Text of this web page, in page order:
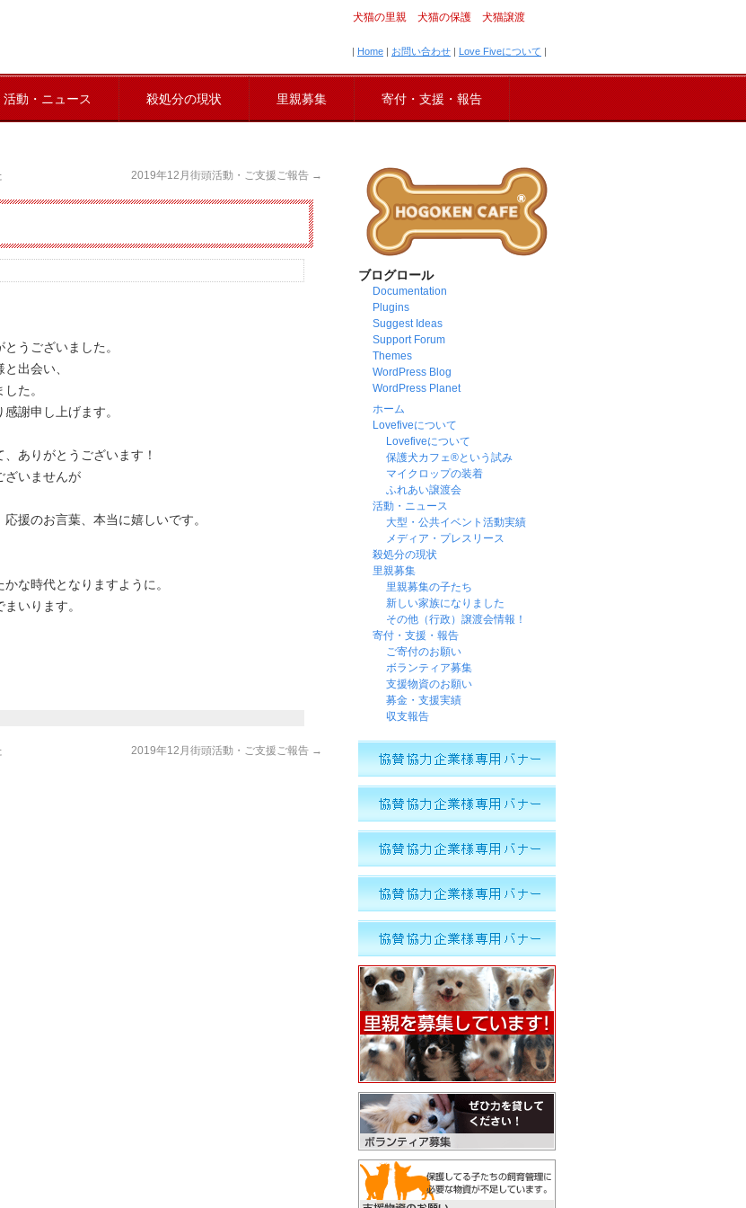
犬猫の里親 犬猫の保護 犬猫譲渡
| Home | お問い合わせ | Love Fiveについて |
活動・ニュース 殺処分の現状 里親募集 寄付・支援・報告
2019年12月街頭活動・ご支援ご報告 →
うございました。
出会い、
た。
謝申し上げます。
ありがとうございます！
ざいませんが
援のお言葉、本当に嬉しいです。
な時代となりますように。
いります。
2019年12月街頭活動・ご支援ご報告 →
ブログロール
Documentation
Plugins
Suggest Ideas
Support Forum
Themes
WordPress Blog
WordPress Planet
ホーム
Lovefiveについて
Lovefiveについて
保護犬カフェ®という試み
マイクロップの装着
ふれあい譲渡会
活動・ニュース
大型・公共イベント活動実績
メディア・プレスリース
殺処分の現状
里親募集
里親募集の子たち
新しい家族になりました
その他（行政）譲渡会情報！
寄付・支援・報告
ご寄付のお願い
ボランティア募集
支援物資のお願い
募金・支援実績
収支報告